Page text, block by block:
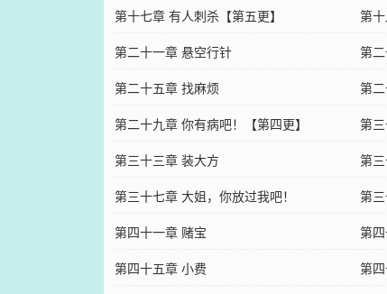
第十七章 有人刺杀【第五更】
第
第二十一章 悬空行针
第
第二十五章 找麻烦
第
第二十九章 你有病吧！【第四更】
第
第三十三章 装大方
第
第三十七章 大姐，你放过我吧！
第
第四十一章 赌宝
第
第四十五章 小费
第